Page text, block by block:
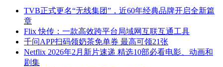
TVB正式更名“无线集团”，近60年经典品牌开启全新篇
章
Flix 快传：一款高效跨平台局域网互联互通工具
千问APP扫码领奶茶免单券 最高可领21张
Netflix 2026年2月新片速递 精选10部必看电影、动画和
剧集